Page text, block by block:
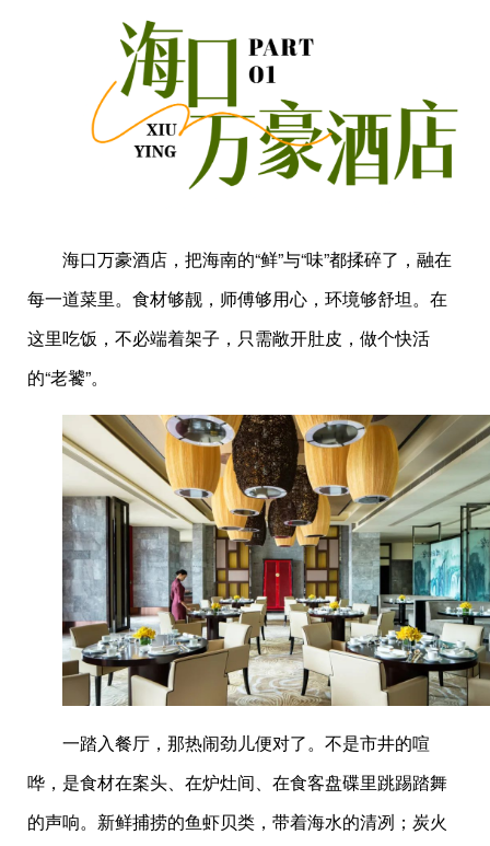
海口万豪酒店，把海南的“鲜”与“味”都揉碎了，融在
每一道菜里。食材够靓，师傅够用心，环境够舒坦。在
这里吃饭，不必端着架子，只需敞开肚皮，做个快活
的“老饕”。
一踏入餐厅，那热闹劲儿便对了。不是市井的喧
哗，是食材在案头、在炉灶间、在食客盘碟里跳踢踏舞
的声响。新鲜捕捞的鱼虾贝类，带着海水的清冽；炭火